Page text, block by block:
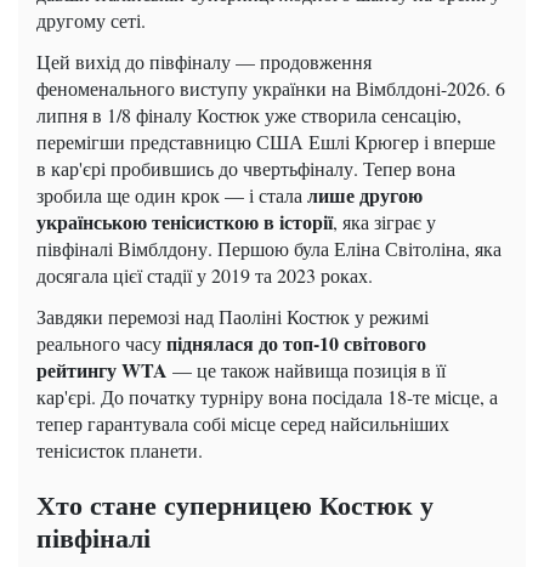
другому сеті.
Цей вихід до півфіналу — продовження
феноменального виступу українки на Вімблдоні-2026. 6
липня в 1/8 фіналу Костюк уже створила сенсацію,
перемігши представницю США Ешлі Крюгер і вперше
в кар'єрі пробившись до чвертьфіналу. Тепер вона
зробила ще один крок — і сталалише другою
українською тенісисткою в історії, яка зіграє у
півфіналі Вімблдону. Першою була Еліна Світоліна, яка
досягала цієї стадії у 2019 та 2023 роках.
Завдяки перемозі над Паоліні Костюк у режимі
реального часупіднялася до топ-10 світового
рейтингу WTA — це також найвища позиція в її
кар'єрі. До початку турніру вона посідала 18-те місце, а
тепер гарантувала собі місце серед найсильніших
тенісисток планети.
Хто стане суперницею Костюк у
півфіналі